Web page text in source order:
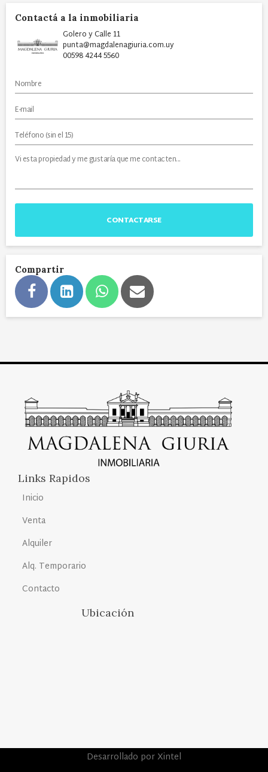
Contactá a la inmobiliaria
Golero y Calle 11
punta@magdalenagiuria.com.uy
00598 4244 5560
CONTACTARSE
Compartir
Links Rapidos
Inicio
Venta
Alquiler
Alq. Temporario
Contacto
Ubicación
Desarrollado por Xintel